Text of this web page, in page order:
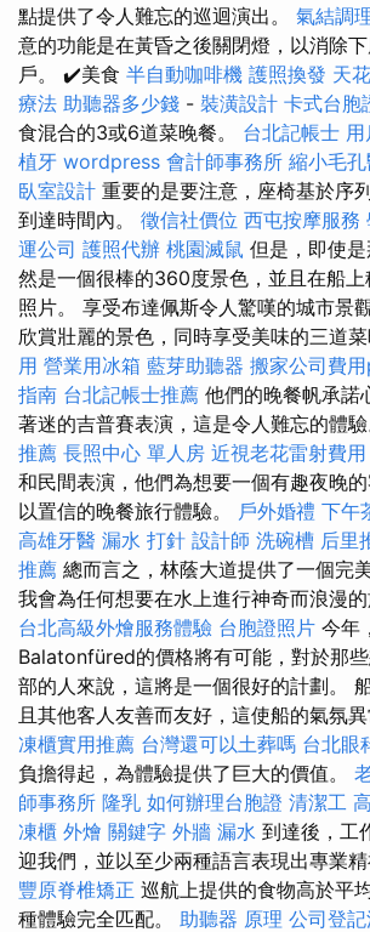
點提供了令人難忘的巡迴演出。 氣結調
意的功能是在黃昏之後關閉燈，以消除
戶。 ✔️美食 半自動咖啡機 護照換發 天
療法 助聽器多少錢 - 裝潢設計 卡式台胞
食混合的3或6道菜晚餐。 台北記帳士
植牙 wordpress 會計師事務所 縮小毛
臥室設計 重要的是要注意，座椅基於序
到達時間內。 徵信社價位 西屯按摩服務
運公司 護照代辦 桃園滅鼠 但是，即使
然是一個很棒的360度景色，並且在船
照片。 享受布達佩斯令人驚嘆的城市景
欣賞壯麗的景色，同時享受美味的三道菜
用 營業用冰箱 藍芽助聽器 搬家公司費
指南 台北記帳士推薦 他們的晚餐帆承諾
著迷的吉普賽表演，這是令人難忘的體驗
推薦 長照中心 單人房 近視老花雷射費用
和民間表演，他們為想要一個有趣夜晚
以置信的晚餐旅行體驗。 戶外婚禮 下午
高雄牙醫 漏水 打針 設計師 洗碗槽 后里
推薦 總而言之，林蔭大道提供了一個完
我會為任何想要在水上進行神奇而浪漫的
台北高級外燴服務體驗 台胞證照片 今年
Balatonfüred的價格將有可能，對於那
部的人來說，這將是一個很好的計劃。
且其他客人友善而友好，這使船的氣氛異
凍櫃實用推薦 台灣還可以土葬嗎 台北眼
負擔得起，為體驗提供了巨大的價值。
師事務所 隆乳 如何辦理台胞證 清潔工
凍櫃 外燴 關鍵字 外牆 漏水 到達後，工
迎我們，並以至少兩種語言表現出專業精
豐原脊椎矯正 巡航上提供的食物高於平
種體驗完全匹配。 助聽器 原理 公司登